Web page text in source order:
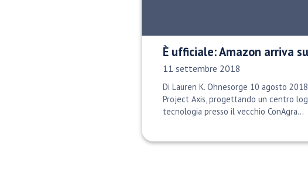
È ufficiale: Amazon arriva
Data di pubblicazione:
11 settembre 2018
Di Lauren K. Ohnesorge 10 agosto
Project Axis, progettando un centro
tecnologia presso il vecchio ConAgra...